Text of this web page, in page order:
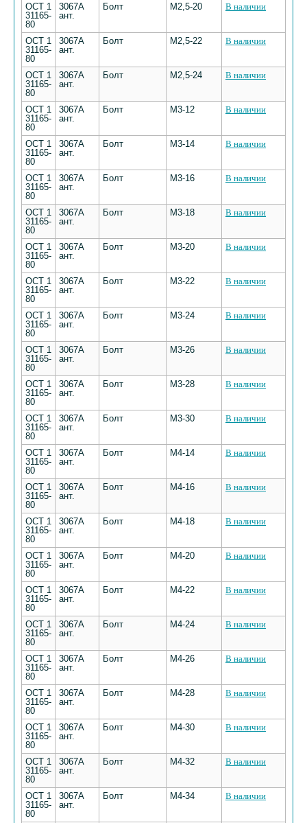
ОСТ 1
31165-
80
3067А
ант.
Болт М2,5-20 В наличии
ОСТ 1
31165-
80
3067А
ант.
Болт М2,5-22 В наличии
ОСТ 1
31165-
80
3067А
ант.
Болт М2,5-24 В наличии
ОСТ 1
31165-
80
3067А
ант.
Болт М3-12 В наличии
ОСТ 1
31165-
80
3067А
ант.
Болт М3-14 В наличии
ОСТ 1
31165-
80
3067А
ант.
Болт М3-16 В наличии
ОСТ 1
31165-
80
3067А
ант.
Болт М3-18 В наличии
ОСТ 1
31165-
80
3067А
ант.
Болт М3-20 В наличии
ОСТ 1
31165-
80
3067А
ант.
Болт М3-22 В наличии
ОСТ 1
31165-
80
3067А
ант.
Болт М3-24 В наличии
ОСТ 1
31165-
80
3067А
ант.
Болт М3-26 В наличии
ОСТ 1
31165-
80
3067А
ант.
Болт М3-28 В наличии
ОСТ 1
31165-
80
3067А
ант.
Болт М3-30 В наличии
ОСТ 1
31165-
80
3067А
ант.
Болт М4-14 В наличии
ОСТ 1
31165-
80
3067А
ант.
Болт М4-16 В наличии
ОСТ 1
31165-
80
3067А
ант.
Болт М4-18 В наличии
ОСТ 1
31165-
80
3067А
ант.
Болт М4-20 В наличии
ОСТ 1
31165-
80
3067А
ант.
Болт М4-22 В наличии
ОСТ 1
31165-
80
3067А
ант.
Болт М4-24 В наличии
ОСТ 1
31165-
80
3067А
ант.
Болт М4-26 В наличии
ОСТ 1
31165-
80
3067А
ант.
Болт М4-28 В наличии
ОСТ 1
31165-
80
3067А
ант.
Болт М4-30 В наличии
ОСТ 1
31165-
80
3067А
ант.
Болт М4-32 В наличии
ОСТ 1
31165-
80
3067А
ант.
Болт М4-34 В наличии